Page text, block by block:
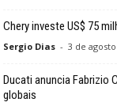
Chery investe US$ 75
Sergio Dias - 3 de
Ducati anuncia Fabrizio
globais